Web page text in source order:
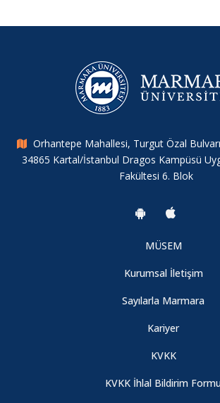
Orhantepe Mahallesi, Turgut Özal
34865 Kartal/İstanbul Dragos Kampüsü
Fakültesi 6. Blok
MÜSEM
Kurumsal İletişim
Sayılarla Marmara
Kariyer
KVKK
KVKK İhlal Bildirim